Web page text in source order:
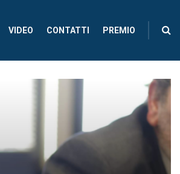
VIDEO CONTATTI PREMIO